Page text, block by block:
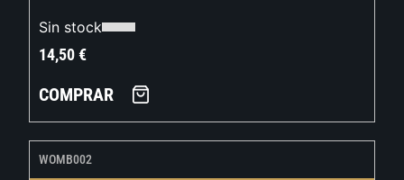
Sin stock
14,50€
COMPRAR
WOMB002